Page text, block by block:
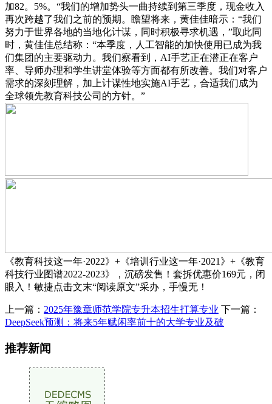
加82。5%。“我们的增加势头一曲持续到第三季度，现金收入
再次跨越了我们之前的预期。瞻望将来，黄佳佳暗示：“我们
努力于世界各地的当地化计谋，同时积极寻求机遇，”取此同
时，黄佳佳总结称：“本季度，人工智能的加快使用已成为我
们集团的主要驱动力。我们察看到，AI手艺正在潜正在客户
率、导师办理和学生讲堂体验等方面都有所改善。我们对客户
需求的深刻理解，加上计谋性地实施AI手艺，合适我们成为
全球领先教育科技公司的方针。”
《教育科技这一年·2022》+《培训行业这一年·2021》+《教育
科技行业图谱2022-2023》，沉磅发售！套拆优惠价169元，闭
眼入！敏捷点击文末“阅读原文”采办，手慢无！
上一篇： 2025年豫章师范学院专升本招生打算专业 下一篇：
DeepSeek预测：将来5年赋闲率前十的大学专业及破
推荐新闻